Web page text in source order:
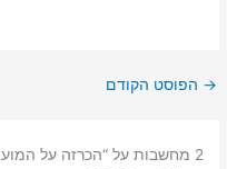
→ הפוסט הקודם
2 מחשבות על “הכרזה על